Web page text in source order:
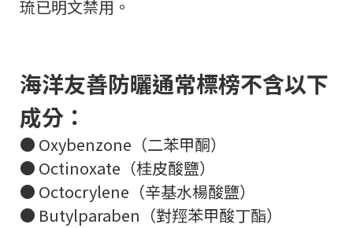
琉已明文禁用。
海洋友善防曬通常標榜不含以下
成分：
● Oxybenzone（二苯甲酮）
● Octinoxate（桂皮酸鹽）
● Octocrylene（辛基水楊酸鹽）
● Butylparaben（對羥苯甲酸丁酯）